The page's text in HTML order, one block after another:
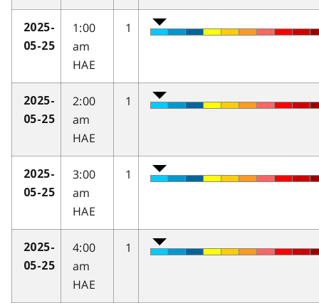
2025-
05-25
1:00
am
HAE
1
2025-
05-25
2:00
am
HAE
1
2025-
05-25
3:00
am
HAE
1
2025-
05-25
4:00
am
HAE
1